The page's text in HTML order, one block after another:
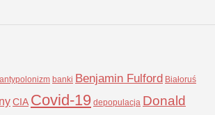
antypolonizm banki Benjamin Fulford Białoruś
CIA Covid-19 depopulacja Donald